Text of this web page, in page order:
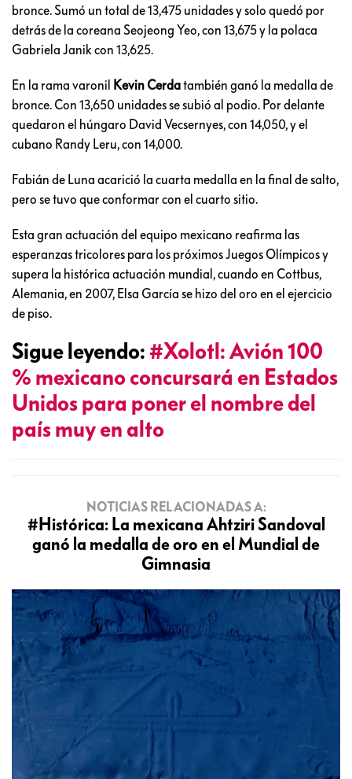
bronce. Sumó un total de 13,475 unidades y solo quedó por
detrás de la coreana Seojeong Yeo, con 13,675 y la polaca
Gabriela Janik con 13,625.
En la rama varonil Kevin Cerdatambién ganó la medalla de
bronce. Con 13,650 unidades se subió al podio. Por delante
quedaron el húngaro David Vecsernyes, con 14,050, y el
cubano Randy Leru, con 14,000.
Fabián de Luna acarició la cuarta medalla en la final de salto,
pero se tuvo que conformar con el cuarto sitio.
Esta gran actuación del equipo mexicano reafirma las
esperanzas tricolores para los próximos Juegos Olímpicos y
supera la histórica actuación mundial, cuando en Cottbus,
Alemania, en 2007, Elsa García se hizo del oro en el ejercicio
de piso.
Sigue leyendo: #Xolotl: Avión 100
% mexicano concursará en Estados
Unidos para poner el nombre del
país muy en alto
NOTICIAS RELACIONADAS A:
#Histórica: La mexicana Ahtziri Sandoval
ganó la medalla de oro en el Mundial de
Gimnasia